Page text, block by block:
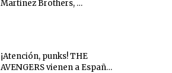
Martinez Brothers, …
¡Atención, punks! THE
AVENGERS vienen a Españ…